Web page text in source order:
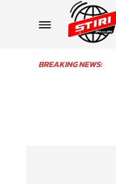
BREAKING NEWS: